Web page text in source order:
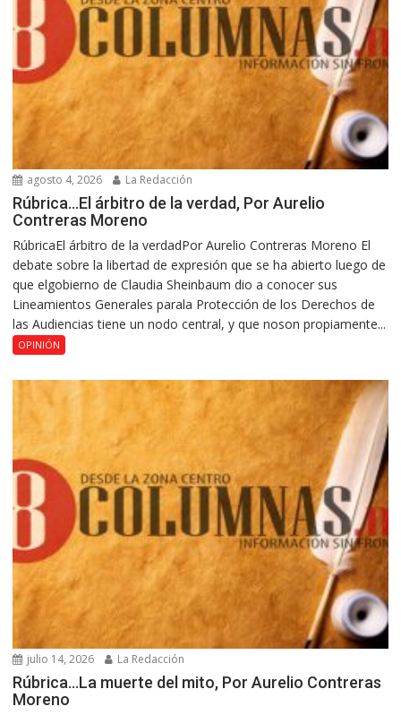
agosto 4, 2026 La Redacción
Rúbrica…El árbitro de la verdad, Por Aurelio
Contreras Moreno
RúbricaEl árbitro de la verdadPor Aurelio Contreras Moreno El
debate sobre la libertad de expresión que se ha abierto luego de
que elgobierno de Claudia Sheinbaum dio a conocer sus
Lineamientos Generales parala Protección de los Derechos de
las Audiencias tiene un nodo central, y que noson propiamente...
OPINIÓN
julio 14, 2026 La Redacción
Rúbrica…La muerte del mito, Por Aurelio Contreras
Moreno